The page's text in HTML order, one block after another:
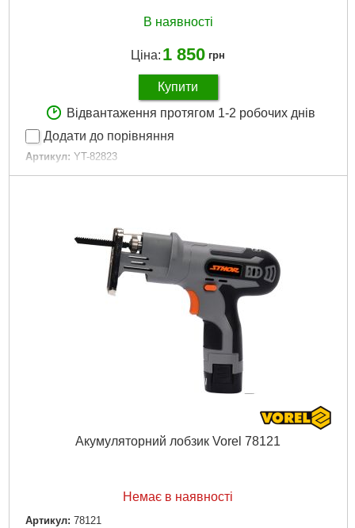
В наявності
Ціна: 1 850 грн
Купити
Відвантаження протягом 1-2 робочих днів
Додати до порівняння
Артикул: YT-82823
Код товару: 20.94.05
Акумуляторний лобзик Vorel 78121
Немає в наявності
Артикул: 78121